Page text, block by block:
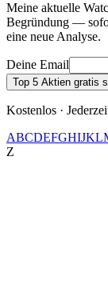
Meine aktuelle
Begründung —
eine neue Analyse.
Deine Email
Top 5 Aktien gratis
Kostenlos ·
ABCDEFGHIJKL
Z